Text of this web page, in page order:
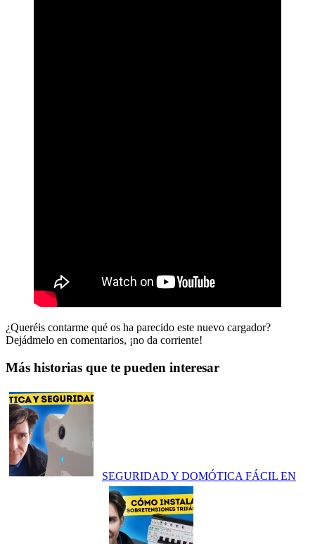
¿Queréis contarme qué os ha parecido este nuevo cargador?
Dejádmelo en comentarios, ¡no da corriente!
Más historias que te pueden interesar
SEGURIDAD Y DOMÓTICA FÁCIL EN